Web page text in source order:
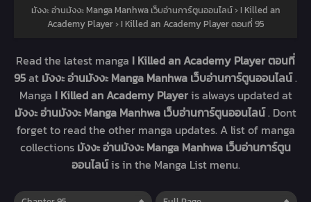
มังงะ อ่านมังงะ Manga Manhwa เว็บอ่านการ์ตูนออนไลน์› I Killed an
Academy Player› I Killed an Academy Player ตอนที่ 95
Read the latest manga I Killed an Academy Player ตอนที่
95at มังงะ อ่านมังงะ Manga Manhwa เว็บอ่านการ์ตูนออนไลน์.
Manga I Killed an Academy Playeris always updated at
มังงะ อ่านมังงะ Manga Manhwa เว็บอ่านการ์ตูนออนไลน์. Dont
forget to read the other manga updates. A list of manga
collections มังงะ อ่านมังงะ Manga Manhwa เว็บอ่านการ์ตูน
ออนไลน์is in the Manga List menu.